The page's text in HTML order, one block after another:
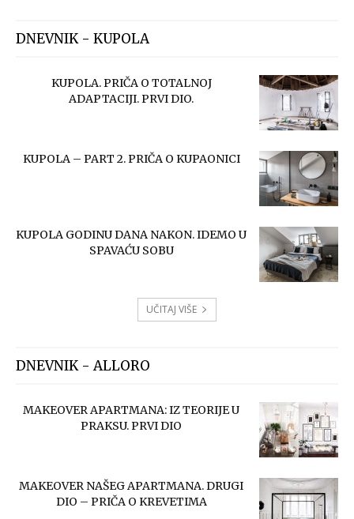
DNEVNIK - KUPOLA
KUPOLA. PRIČA O TOTALNOJ
ADAPTACIJI. PRVI DIO.
KUPOLA – PART 2. PRIČA O KUPAONICI
KUPOLA GODINU DANA NAKON. IDEMO U
SPAVAĆU SOBU
UČITAJ VIŠE
DNEVNIK - ALLORO
MAKEOVER APARTMANA: IZ TEORIJE U
PRAKSU. PRVI DIO
MAKEOVER NAŠEG APARTMANA. DRUGI
DIO – PRIČA O KREVETIMA